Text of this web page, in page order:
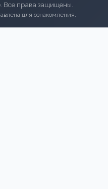
Все права защищены.
для ознакомления.